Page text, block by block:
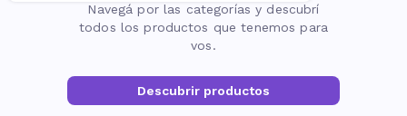
Navegá por las categorías y descubrí
todos los productos que tenemos para
vos.
Descubrir productos